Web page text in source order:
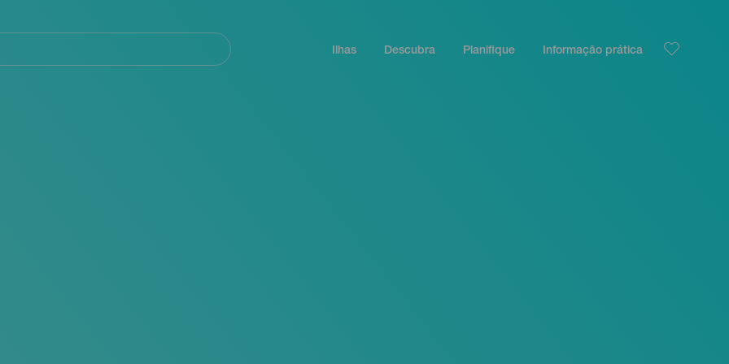
Ilhas Descubra Planifique Informação prática